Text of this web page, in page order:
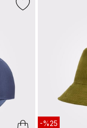
-%25